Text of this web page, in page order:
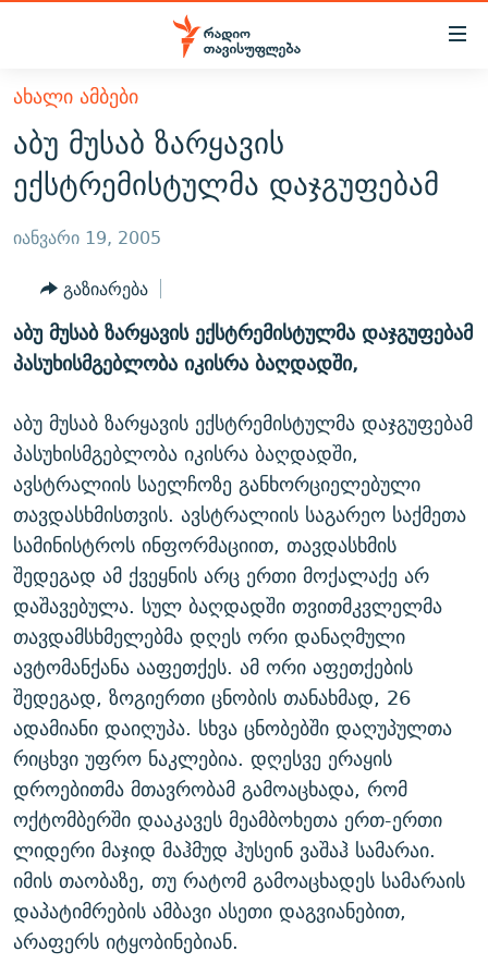
Accessibility
მთავარ
შინაარსზე
დაბრუნება
მთავარ
დაბრუნება
ძიებაზე
დაბრუნება
ᲐᲮᲐᲚᲘ ᲐᲛᲑᲔᲑᲘ
ᲗᲔᲛᲔᲑᲘ
ᲞᲝᲚᲘᲢᲘᲙᲐ
ᲔᲙᲝᲜᲝᲛᲘᲙᲐ
ᲡᲐᲖᲝᲒᲐᲓᲝᲔᲑᲐ
ᲡᲞᲝᲠᲢᲘ
ᲕᲘᲓᲔᲝ
ᲑᲚᲝᲒᲔᲑᲘ
ᲞᲝᲓᲙᲐᲡᲢᲔᲑᲘ
ᲜᲘᲙᲝᲡ ᲞᲝᲓᲙᲐᲡᲢᲘ
ᲒᲐᲜᲙᲘᲗᲮᲕᲘᲡ ᲓᲦᲔ
ᲓᲘᲚᲘᲡ ᲡᲐᲣᲑᲠᲔᲑᲘ
ᲛᲝᲚᲐᲞᲐᲠᲐᲙᲔ ᲢᲔᲥᲡᲢᲔᲑᲘ
ᲨᲘᲜ - ᲣᲪᲮᲝᲔᲗᲨᲘ
ᲚᲘᲢᲔᲠᲐᲢᲣᲠᲣᲚᲘ ᲬᲐᲮᲜᲐᲒᲔᲑᲘ
ᲐᲛᲔᲠᲘᲙᲣᲚᲘ ᲛᲝᲗᲮᲠᲝᲑᲐ
ᲘᲛᲞᲔᲠᲘᲐ ᲓᲐ ᲠᲐᲓᲘᲝ
ᲗᲐᲕᲘᲡᲣᲤᲚᲔᲑᲘᲡ ᲛᲝᲜᲘᲢᲝᲠᲘ
ᲗᲥᲕᲔᲜᲘ ᲞᲣᲑᲚᲘᲙᲐᲪᲘᲔᲑᲘ
ᲣᲙᲠᲐᲘᲜᲐᲨᲘ ᲓᲐᲦᲣᲞᲣᲚᲘ ᲥᲐᲠᲗᲕᲔᲚᲘ ᲛᲔᲑᲠᲫᲝᲚᲔᲑᲘ - 2022
ᲓᲐᲛᲝᲣᲙᲘᲓᲔᲑᲚᲝᲑᲘᲡ 100 ᲬᲔᲚᲘ
ᲩᲔᲛᲘ ᲡᲘᲙᲕᲓᲘᲚᲘᲡ ᲛᲘᲖᲔᲖᲘᲐ COVID-19
11 ᲬᲔᲚᲘ - 11 ᲐᲛᲑᲐᲕᲘ
ᲡᲐᲞᲐᲠᲚᲐᲛᲔᲜᲢᲝ ᲐᲠᲩᲔᲕᲜᲔᲑᲘᲡ ᲘᲡᲢᲝᲠᲘᲐ
ᲑᲐᲕᲨᲕᲔᲑᲘ ᲞᲠᲝᲡᲢᲘᲢᲣᲪᲘᲐᲨᲘ - ᲐᲛᲝᲣᲗᲥᲛᲔᲚᲘ ᲐᲛᲑᲐᲕᲘ
5 ᲐᲛᲑᲐᲕᲘ - 20 ᲘᲕᲜᲘᲡᲡ ᲓᲐᲨᲐᲕᲔᲑᲣᲚᲔᲑᲘ
ᲐᲒᲕᲘᲡᲢᲝᲡ ᲝᲛᲘ
ПРИВЕТ ᲙᲣᲚᲢᲣᲠᲐ
ЭХО КАВКАЗА
ᲒᲐᲛᲝᲘᲬᲔᲠᲔ
რთე/რთ-ის ყველა საიტი
ᲐᲮᲐᲚᲘ ᲐᲛᲑᲔᲑᲘ
აბუ მუსაბ ზარყავის
ექსტრემისტულმა დაჯგუფებამ
იანვარი 19, 2005
გაზიარება
აბუ მუსაბ ზარყავის ექსტრემისტულმა დაჯგუფებამ
პასუხისმგებლობა იკისრა ბაღდადში,
აბუ მუსაბ ზარყავის ექსტრემისტულმა დაჯგუფებამ
პასუხისმგებლობა იკისრა ბაღდადში,
ავსტრალიის საელჩოზე განხორციელებული
თავდასხმისთვის. ავსტრალიის საგარეო საქმეთა
სამინისტროს ინფორმაციით, თავდასხმის
შედეგად ამ ქვეყნის არც ერთი მოქალაქე არ
დაშავებულა. სულ ბაღდადში თვითმკვლელმა
თავდამსხმელებმა დღეს ორი დანაღმული
ავტომანქანა ააფეთქეს. ამ ორი აფეთქების
შედეგად, ზოგიერთი ცნობის თანახმად, 26
ადამიანი დაიღუპა. სხვა ცნობებში დაღუპულთა
რიცხვი უფრო ნაკლებია. დღესვე ერაყის
დროებითმა მთავრობამ გამოაცხადა, რომ
ოქტომბერში დააკავეს მეამბოხეთა ერთ-ერთი
ლიდერი მაჯიდ მაჰმუდ ჰუსეინ ვაშაჰ სამარაი.
იმის თაობაზე, თუ რატომ გამოაცხადეს სამარაის
დაპატიმრების ამბავი ასეთი დაგვიანებით,
არაფერს იტყობინებიან.